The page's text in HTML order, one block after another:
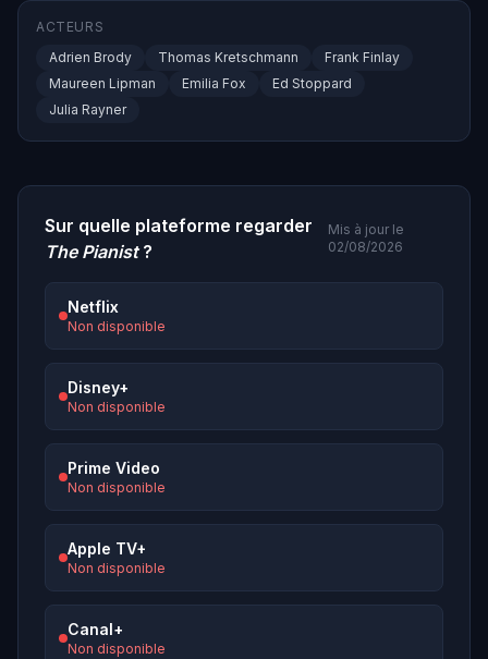
ACTEURS
Adrien Brody
Thomas Kretschmann
Frank Finlay
Maureen Lipman
Emilia Fox
Ed Stoppard
Julia Rayner
Sur quelle plateforme regarder
The Pianist?
Mis à jour le
02/08/2026
Netflix
Non disponible
Disney+
Non disponible
Prime Video
Non disponible
Apple TV+
Non disponible
Canal+
Non disponible